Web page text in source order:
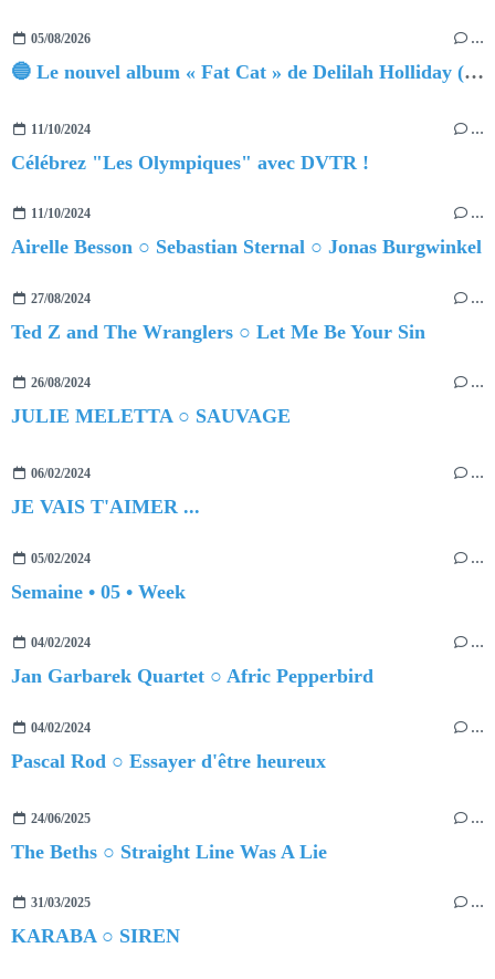
05/08/2026 …
🔵 Le nouvel album « Fat Cat » de Delilah Holliday (sortie le 30 Octobre 2026)
11/10/2024 …
Célébrez "Les Olympiques" avec DVTR !
11/10/2024 …
Airelle Besson ○ Sebastian Sternal ○ Jonas Burgwinkel
27/08/2024 …
Ted Z and The Wranglers ○ Let Me Be Your Sin
26/08/2024 …
JULIE MELETTA ○ SAUVAGE
06/02/2024 …
JE VAIS T'AIMER ...
05/02/2024 …
Semaine • 05 • Week
04/02/2024 …
Jan Garbarek Quartet ○ Afric Pepperbird
04/02/2024 …
Pascal Rod ○ Essayer d'être heureux
24/06/2025 …
The Beths ○ Straight Line Was A Lie
31/03/2025 …
KARABA ○ SIREN